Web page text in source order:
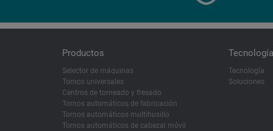
Productos
Selector de máquinas
Tornos universales
Centros de torneado y fresado
Tornos automáticos de fabricación
Tornos automáticos multihusillo
Tornos automáticos de cabezal móvil
Tecnología
Soluciones